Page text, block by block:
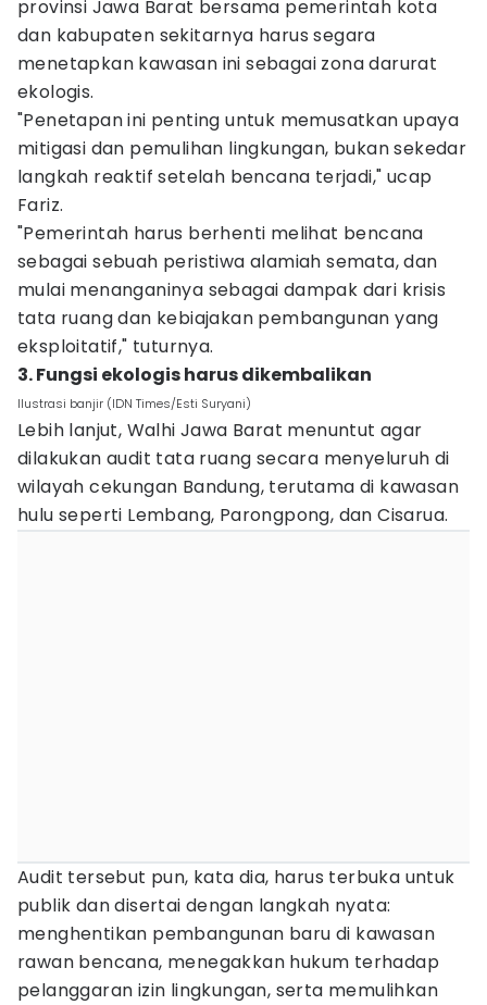
provinsi Jawa Barat bersama pemerintah kota
dan kabupaten sekitarnya harus segara
menetapkan kawasan ini sebagai zona darurat
ekologis.
"Penetapan ini penting untuk memusatkan upaya
mitigasi dan pemulihan lingkungan, bukan sekedar
langkah reaktif setelah bencana terjadi," ucap
Fariz.
"Pemerintah harus berhenti melihat bencana
sebagai sebuah peristiwa alamiah semata, dan
mulai menanganinya sebagai dampak dari krisis
tata ruang dan kebiajakan pembangunan yang
eksploitatif," tuturnya.
3. Fungsi ekologis harus dikembalikan
Ilustrasi banjir (IDN Times/Esti Suryani)
Lebih lanjut, Walhi Jawa Barat menuntut agar
dilakukan audit tata ruang secara menyeluruh di
wilayah cekungan Bandung, terutama di kawasan
hulu seperti Lembang, Parongpong, dan Cisarua.
Audit tersebut pun, kata dia, harus terbuka untuk
publik dan disertai dengan langkah nyata:
menghentikan pembangunan baru di kawasan
rawan bencana, menegakkan hukum terhadap
pelanggaran izin lingkungan, serta memulihkan